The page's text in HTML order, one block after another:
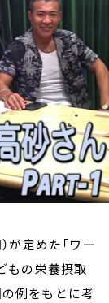
が定めた「ワー
もの栄養摂取
例をもとに考